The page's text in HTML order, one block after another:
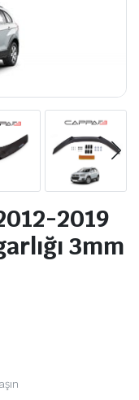
2019
3mm